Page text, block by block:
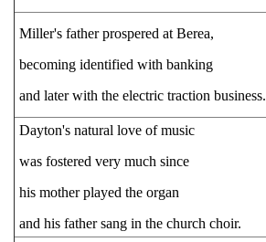
Miller's father prospered at Berea,
becoming identified with banking
and later with the electric traction business.
Dayton's natural love of music
was fostered very much since
his mother played the organ
and his father sang in the church choir.